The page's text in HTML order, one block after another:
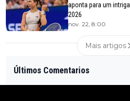
aponta para um
2026
nov. 22, 8:00
Mais artigos
Últimos Comentarios